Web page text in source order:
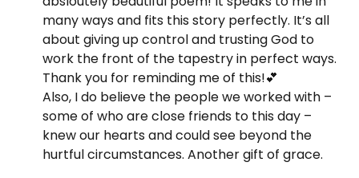
many ways and fits this story perfectly. It’s all
about giving up control and trusting God to
work the front of the tapestry in perfect ways.
Thank you for reminding me of this!💕
Also, I do believe the people we worked with –
some of who are close friends to this day –
knew our hearts and could see beyond the
hurtful circumstances. Another gift of grace.